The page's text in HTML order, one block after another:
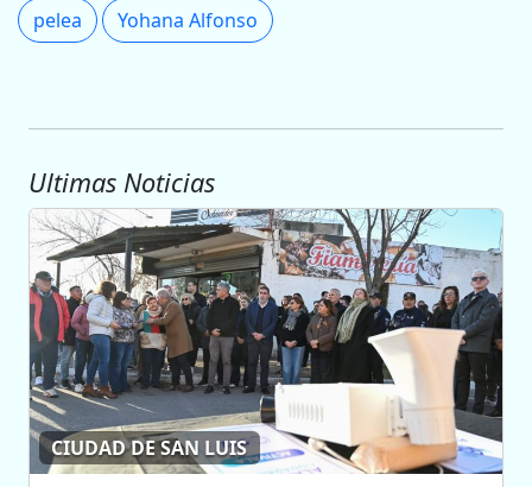
pelea Yohana Alfonso
Ultimas Noticias
CIUDAD DE SAN LUIS